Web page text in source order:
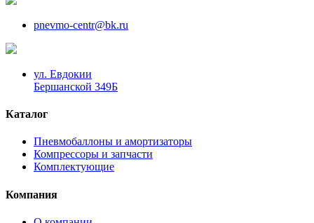
pnevmo-centr@bk.ru
ул. Евдокии
Бершанской 349Б
Каталог
Пневмобаллоны и амортизаторы
Компрессоры и запчасти
Комплектующие
Компания